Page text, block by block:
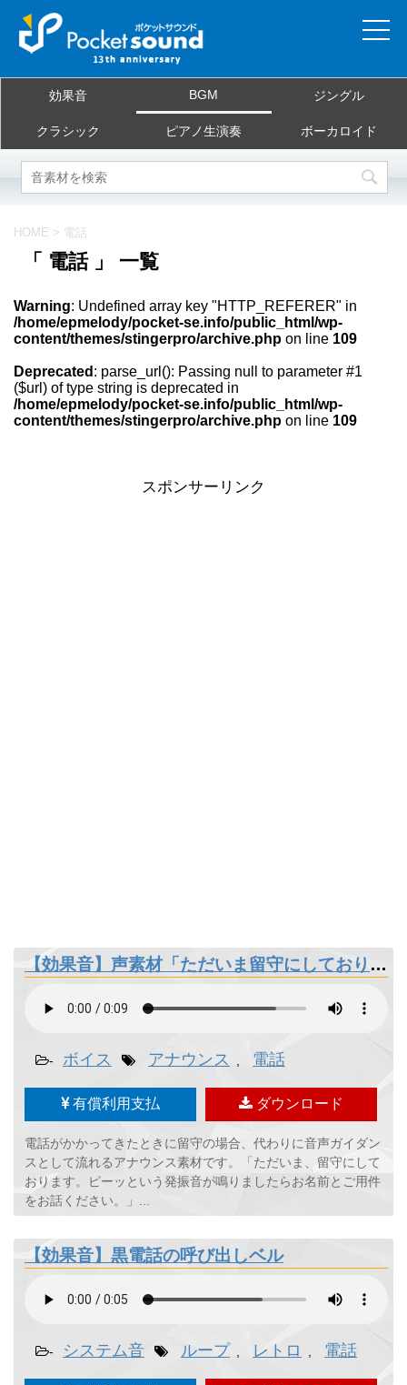
当サイトについて
ご利用規約
お問合せ
効果音 BGM ジングル
クラシック ピアノ生演奏 ボーカロイド
HOME > 電話
「 電話 」 一覧
Warning: Undefined array key "HTTP_REFERER" in
/home/epmelody/pocket-se.info/public_html/wp-
content/themes/stingerpro/archive.php on line 109
Deprecated : parse_url(): Passing null to parameter #1
($url) of type string is deprecated in
/home/epmelody/pocket-se.info/public_html/wp-
content/themes/stingerpro/archive.php on line 109
スポンサーリンク
【効果音】声素材「ただいま留守にしております。」
- ボイス アナウンス 電話
有償利用支払 ダウンロード
電話がかかってきたときに留守の場合、代わりに音声ガイダン
スとして流れるアナウンス素材です。「ただいま、留守にして
おります。ピーッという発振音が鳴りましたらお名前とご用件
をお話ください。」...
【効果音】黒電話の呼び出しベル
- システム音 ループ レトロ 電話